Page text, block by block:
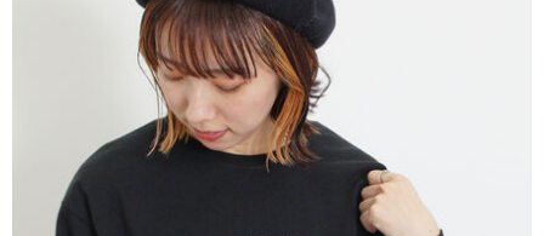
2.透過簡訊連結打開帳單後，可選擇「超商條碼／台灣大直營門市／銀行轉
帳／街口支付／iPASS MONEY」等通路繳費。
1.本服務係由「台灣大哥大股份有限公司」（以下簡稱本公司）所提供，讓
用戶於交易時，得透過本服務購買商品或服務，並由商店將買賣／分期付款
買賣價金債權讓與本公司後，依約使用本公司帳單繳交帳款。
2.基於同意付款使用「大哥付你分期」之契約關係目的，商店將以您的個人
資料（包含姓名、電話或地址）提供予台灣大哥大進項蒐集、處理及利用，
由本公司與您本人進行分期帳單所需資料之確認、核對及更正。
3.完整用戶服務條款，請詳閱以下連結：
https://oppay.tw/userRule
結帳頁面，進行簡訊認證並確認金額後，即可完成結帳。
２．訂單成立數日內，您將收到繳費通知簡訊。
３．收到繳費通知簡訊後14天內，點擊此簡訊中的連結，可透過四大超商／
ATM／網路銀行／等多元方式進行付款，方視為交易完成。
※ 請注意：結帳手續完成當下不需立刻繳費，但若您需要取消訂單，請聯絡
購買商品的店家。未經商家同意取消之訂單仍視為有效，需透過AFTEE先享
後付繳納相關費用。
※ 交易是否成功請以「AFTEE先享後付 」之結帳頁面顯示為準，若有關於
是否繳費成功／繳費後需取消欲退款等相關疑問，請聯繫「AFTEE先享後付
客戶支援中心」
https://netprotections.freshdesk.com/support/home
每筆NT$60，滿NT$388(含以上)免運費
每筆NT$60，滿NT$888(含以上)免運費
萊爾富純取貨
每筆NT$60，滿NT$888(含以上)免運費